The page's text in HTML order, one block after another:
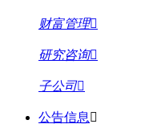
财富管理
研究咨询
子公司
公告信息